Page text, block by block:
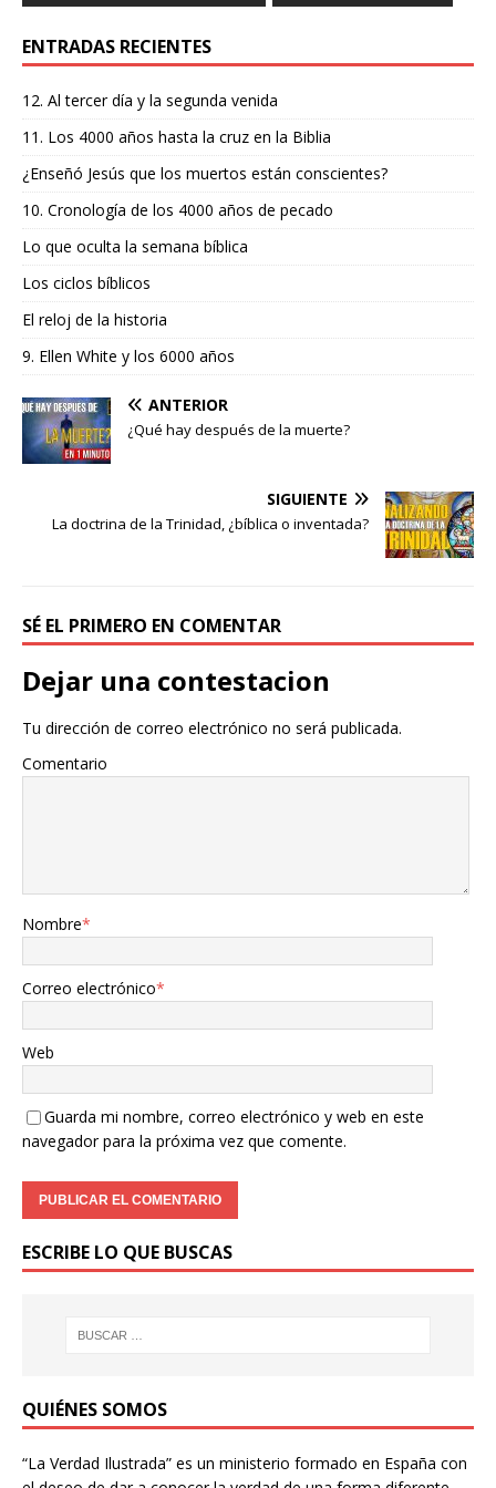
ENTRADAS RECIENTES
12. Al tercer día y la segunda venida
11. Los 4000 años hasta la cruz en la Biblia
¿Enseñó Jesús que los muertos están conscientes?
10. Cronología de los 4000 años de pecado
Lo que oculta la semana bíblica
Los ciclos bíblicos
El reloj de la historia
9. Ellen White y los 6000 años
ANTERIOR
¿Qué hay después de la muerte?
SIGUIENTE
La doctrina de la Trinidad, ¿bíblica o inventada?
SÉ EL PRIMERO EN COMENTAR
Dejar una contestacion
Tu dirección de correo electrónico no será publicada.
Comentario
Nombre*
Correo electrónico*
Web
Guarda mi nombre, correo electrónico y web en este
navegador para la próxima vez que comente.
ESCRIBE LO QUE BUSCAS
QUIÉNES SOMOS
“La Verdad Ilustrada” es un ministerio formado en España con